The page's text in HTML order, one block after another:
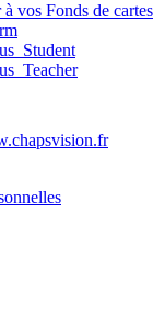
vos Fonds de cartes